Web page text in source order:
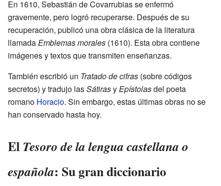
En 1610, Sebastián de Covarrubias se enfermó
gravemente, pero logró recuperarse. Después de su
recuperación, publicó una obra clásica de la literatura
llamadaEmblemas morales (1610). Esta obra contiene
imágenes y textos que transmiten enseñanzas.
También escribió un Tratado de cifras (sobre códigos
secretos) y tradujo lasSátirasyEpístolasdel poeta
romano Horacio. Sin embargo, estas últimas obras no se
han conservado hasta hoy.
ElTesoro de la lengua castellana o
española: Su gran diccionario